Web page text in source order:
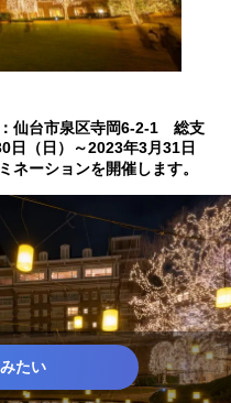
仙台市泉区寺岡6-2-1 総支
日（日）～2023年3月31日
ネーションを開催します。
たい